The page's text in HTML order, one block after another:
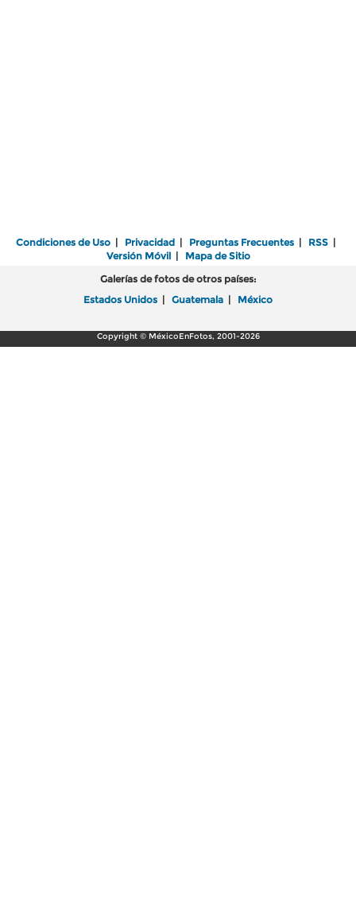
Condiciones de Uso | Privacidad | Preguntas Frecuentes | RSS |
Versión Móvil| Mapa de Sitio
Galerías de fotos de otros países:
Estados Unidos | Guatemala | México
Copyright © MéxicoEnFotos, 2001-2026